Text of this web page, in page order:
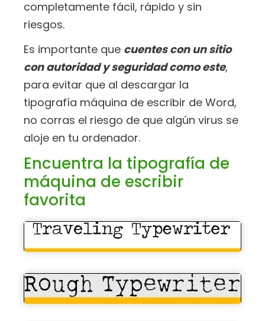
completamente fácil, rápido y sin
riesgos.
Es importante que cuentes con un sitio
con autoridad y seguridad como este,
para evitar que al descargar la
tipografía máquina de escribir de Word,
no corras el riesgo de que algún virus se
aloje en tu ordenador.
Encuentra la tipografía de
máquina de escribir
favorita